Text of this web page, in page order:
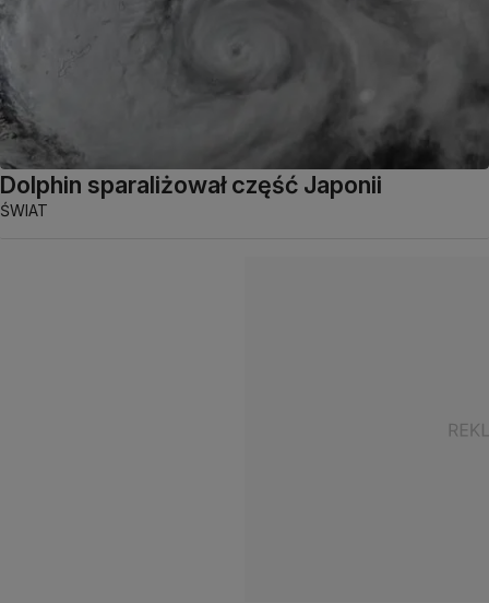
Dolphin sparaliżował część Japonii
ŚWIAT